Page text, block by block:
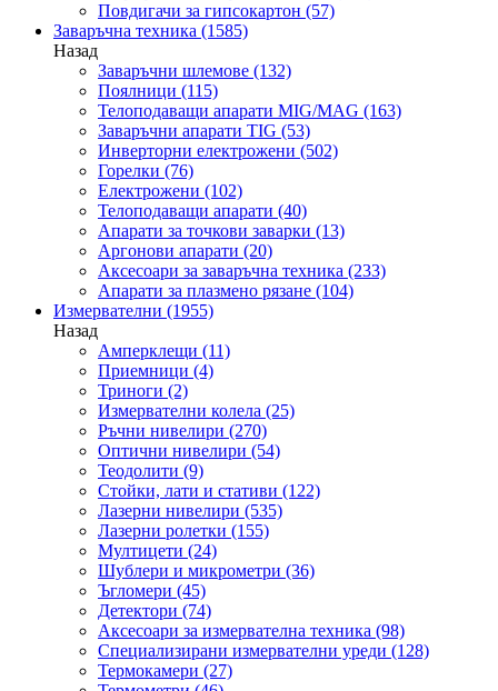
Повдигачи за гипсокартон (57)
Заваръчна техника (1585)
Назад
Заваръчни шлемове (132)
Поялници (115)
Телоподаващи апарати MIG/MAG (163)
Заваръчни апарати TIG (53)
Инверторни електрожени (502)
Горелки (76)
Електрожени (102)
Телоподаващи апарати (40)
Апарати за точкови заварки (13)
Аргонови апарати (20)
Аксесоари за заваръчна техника (233)
Апарати за плазмено рязане (104)
Измервателни (1955)
Назад
Амперклещи (11)
Приемници (4)
Триноги (2)
Измервателни колела (25)
Ръчни нивелири (270)
Оптични нивелири (54)
Теодолити (9)
Стойки, лати и стативи (122)
Лазерни нивелири (535)
Лазерни ролетки (155)
Мултицети (24)
Шублери и микрометри (36)
Ъгломери (45)
Детектори (74)
Аксесоари за измервателна техника (98)
Специализирани измервателни уреди (128)
Термокамери (27)